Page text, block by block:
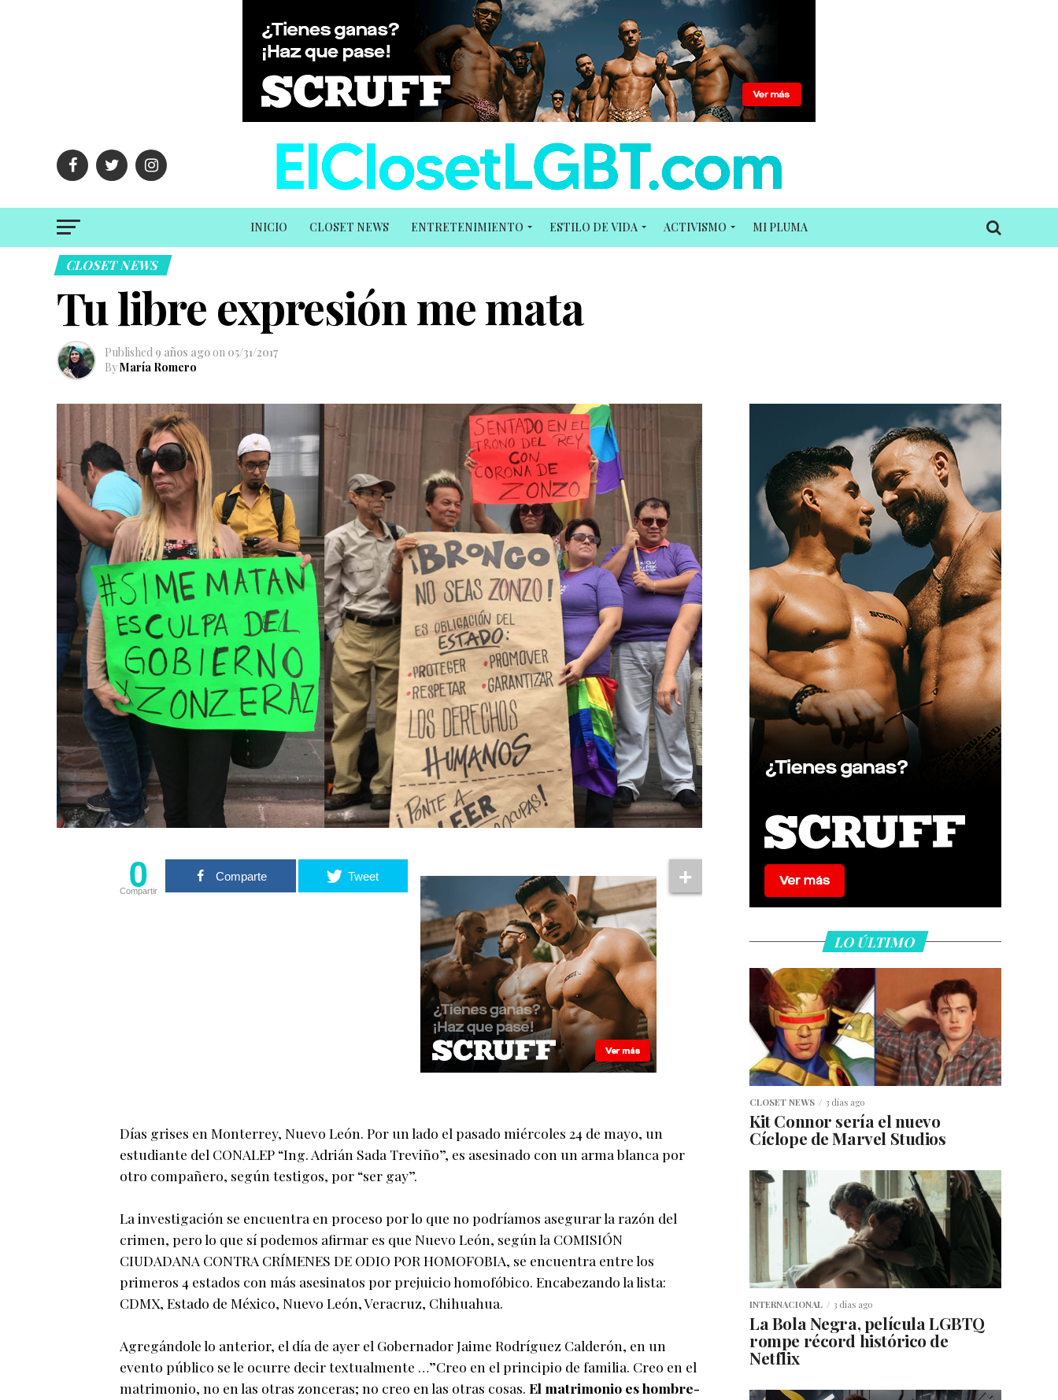
INICIO CLOSET NEWS ENTRETENIMIENTO ESTILO DE VIDA ACTIVISMO MI PLUMA
CLOSET NEWS
Tu libre expresión me mata
Published 9 años ago on 05/31/2017
ByMaría Romero
0
Compartir
Comparte Tweet
Días grises en Monterrey, Nuevo León. Por un lado el pasado miércoles 24 de mayo, un
estudiante del CONALEP “Ing. Adrián Sada Treviño”, es asesinado con un arma blanca por
otro compañero, según testigos, por “ser gay”.
La investigación se encuentra en proceso por lo que no podríamos asegurar la razón del
crimen, pero lo que sí podemos afirmar es que Nuevo León, según la COMISIÓN
CIUDADANA CONTRA CRÍMENES DE ODIO POR HOMOFOBIA, se encuentra entre los
primeros 4 estados con más asesinatos por prejuicio homofóbico. Encabezando la lista:
CDMX, Estado de México, Nuevo León, Veracruz, Chihuahua.
Agregándole lo anterior, el día de ayer el Gobernador Jaime Rodríguez Calderón, en un
evento público se le ocurre decir textualmente …”Creo en el principio de familia. Creo en el
matrimonio, no en las otras zonceras; no creo en las otras cosas. El matrimonio es hombre-
LO ÚLTIMO
CLOSET NEWS 3 días ago
Kit Connor sería el nuevo
Cíclope de Marvel Studios
INTERNACIONAL 3 días ago
La Bola Negra, película LGBTQ
rompe récord histórico de
Netflix